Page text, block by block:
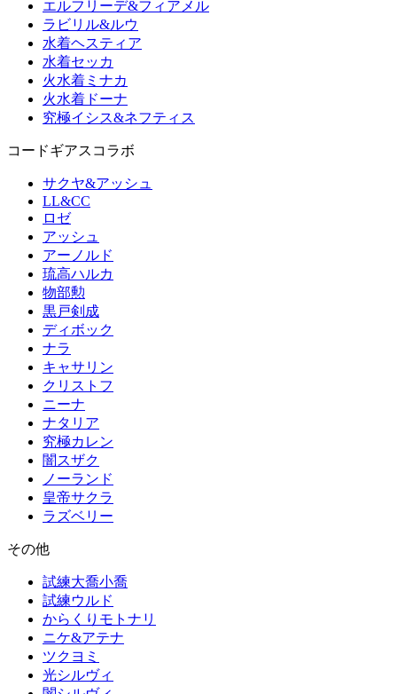
エルフリーデ&フィアメル
ラビリル&ルウ
水着ヘスティア
水着セッカ
火水着ミナカ
火水着ドーナ
究極イシス&ネフティス
コードギアスコラボ
サクヤ&アッシュ
LL&CC
ロゼ
アッシュ
アーノルド
琉高ハルカ
物部勲
黒戸剣成
ディボック
ナラ
キャサリン
クリストフ
ニーナ
ナタリア
究極カレン
闇スザク
ノーランド
皇帝サクラ
ラズベリー
その他
試練大喬小喬
試練ウルド
からくりモトナリ
ニケ&アテナ
ツクヨミ
光シルヴィ